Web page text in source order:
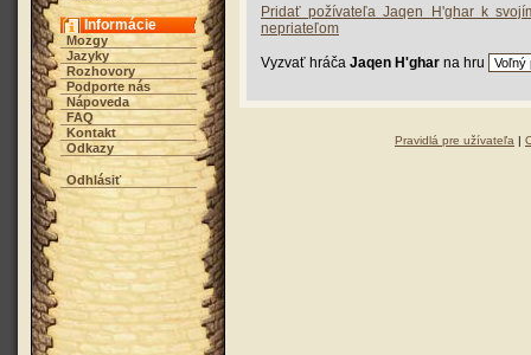
Informácie
Mozgy
Jazyky
Rozhovory
Podporte nás
Nápoveda
FAQ
Kontakt
Odkazy
Odhlásiť
Pridať požívateľa Jaqen H'ghar k
nepriateľom
Vyzvať hráča Jaqen H'ghar na hru
Pravidlá pre užívateľa |